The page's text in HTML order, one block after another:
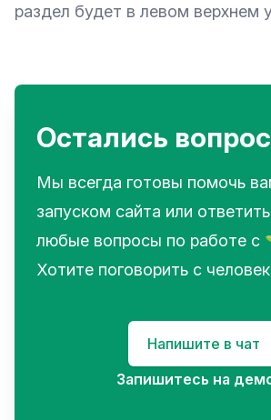
раздел будет в левом верхнем
Остались
Мы всегда готовы помочь
запуском сайта или
любые вопросы по работе с
Хотите поговорить с
Напишите в чат
Запишитесь на